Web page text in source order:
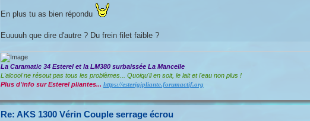
En plus tu as bien répondu
Euuuuh que dire d'autre ? Du frein filet faible ?
La Caramatic 34 Esterel et la LM380 surbaissée La Mancelle
L'alcool ne résout pas tous les problèmes... Quoiqu'il en soit, le lait et l'eau non plus !
Plus d'info sur Esterel pliantes... https://esterigipliante.forumactif.org
Re: AKS 1300 Vérin Couple serrage écrou